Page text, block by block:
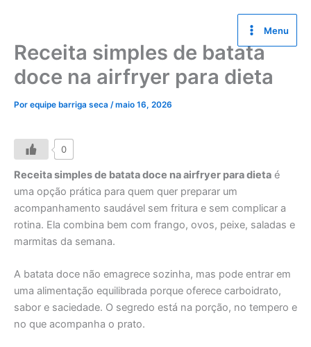
conteúdo
Menu
Receita simples de batata
doce na airfryer para dieta
Por equipe barriga seca /maio 16, 2026
0
Receita simples de batata doce na airfryer para dieta é
uma opção prática para quem quer preparar um
acompanhamento saudável sem fritura e sem complicar a
rotina. Ela combina bem com frango, ovos, peixe, saladas e
marmitas da semana.
A batata doce não emagrece sozinha, mas pode entrar em
uma alimentação equilibrada porque oferece carboidrato,
sabor e saciedade. O segredo está na porção, no tempero e
no que acompanha o prato.